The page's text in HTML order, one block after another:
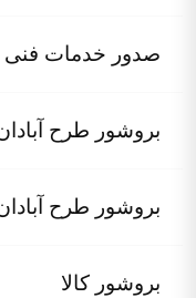
صدور خدمات فنی و
بروشور طرح آبادان 2
بروشور طرح آبادان1
بروشور کالا